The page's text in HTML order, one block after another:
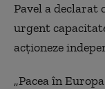
Pavel a declarat
urgent
acționeze
„Pacea în